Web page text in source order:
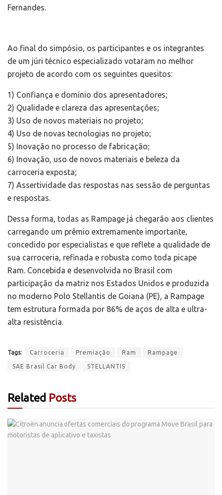
Fernandes.
Ao final do simpósio, os participantes e os integrantes
de um júri técnico especializado votaram no melhor
projeto de acordo com os seguintes quesitos:
1) Confiança e domínio dos apresentadores;
2) Qualidade e clareza das apresentações;
3) Uso de novos materiais no projeto;
4) Uso de novas tecnologias no projeto;
5) Inovação no processo de fabricação;
6) Inovação, uso de novos materiais e beleza da
carroceria exposta;
7) Assertividade das respostas nas sessão de perguntas
e respostas.
Dessa forma, todas as Rampage já chegarão aos clientes
carregando um prêmio extremamente importante,
concedido por especialistas e que reflete a qualidade de
sua carroceria, refinada e robusta como toda picape
Ram. Concebida e desenvolvida no Brasil com
participação da matriz nos Estados Unidos e produzida
no moderno Polo Stellantis de Goiana (PE), a Rampage
tem estrutura formada por 86% de aços de alta e ultra-
alta resistência.
Tags: Carroceria Premiação Ram Rampage
SAE Brasil Car Body STELLANTIS
Related Posts